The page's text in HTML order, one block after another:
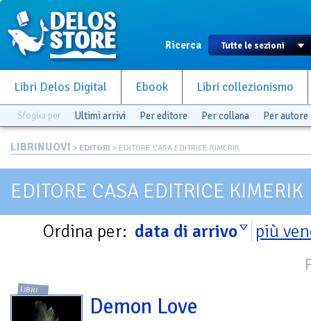
Ricerca
Libri Delos Digital Ebook Libri collezionismo
Sfoglia per Ultimi arrivi Per editore Per collana Per autore
LIBRINUOVI > EDITORI > EDITORE CASA EDITRICE KIMERIK
EDITORE CASA EDITRICE KIMERIK
Ordina per: data di arrivo più
LIBRI
Demon Love